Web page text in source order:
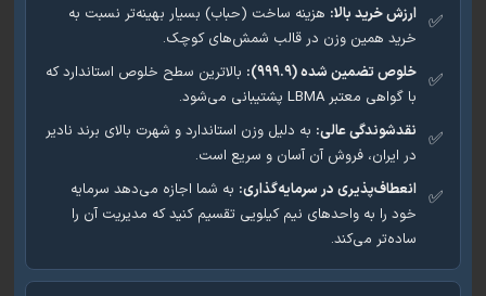
ارزش خرید بالا:هزینه ساخت (حباب) بسیار بهینه‌تر نسبت به
خرید همین وزن در قالب شمش‌های کوچک.
خلوص تضمین شده (۹۹۹.۹):
بالاترین سطح خلوص استاندارد که
با گواهی معتبر LBMA پشتیبانی می‌شود.
نقدشوندگی عالی:به دلیل وزن استاندارد و شهرت بالای برند نادیر
در ایران، فروش آن آسان و سریع است.
انعطاف‌پذیری در سرمایه‌گذاری:به شما اجازه می‌دهد سرمایه
خود را به واحدهای نیم کیلویی تقسیم کنید که مدیریت آن را
ساده‌تر می‌کند.